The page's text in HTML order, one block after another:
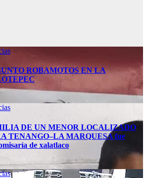
ROBAMOTOS EN LA
DE UN MENOR LOCALIZADO
TENANGO–LA MARQUESA fue
de xalatlaco